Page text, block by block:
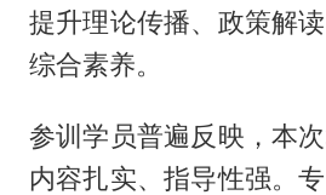
提升理论传播、政策解
综合素养。
参训学员普遍反映，本次
内容扎实、指导性强。